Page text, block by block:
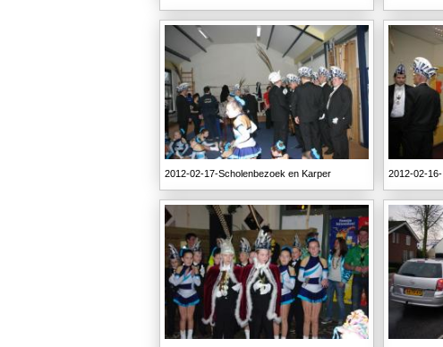
2012-02-17-Scholenbezoek en Karper 2012-02-